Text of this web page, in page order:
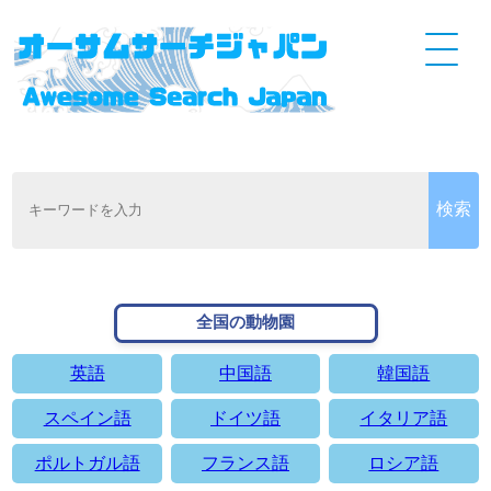
全国の動物園
英語 中国語 韓国語
スペイン語 ドイツ語 イタリア語
ポルトガル語 フランス語 ロシア語